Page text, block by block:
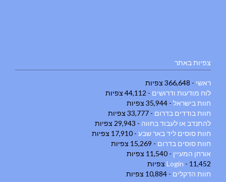
צפיות באתר
ראשי - 366,648 צפיות
לוח מודעות ודרושים - 44,112 צפיות
חוות בישראל - 35,944 צפיות
חוות בודדים בדרום - 33,777 צפיות
להתנדב או לעבוד בחווה - 29,943 צפיות
חוות סוסים ליד באר שבע - 17,910 צפיות
חוות סוסים בדרום - 15,269 צפיות
אורחן המעיין - 11,540 צפיות
Login - 11,452 צפיות
חוות הדקלים - 10,884 צפיות